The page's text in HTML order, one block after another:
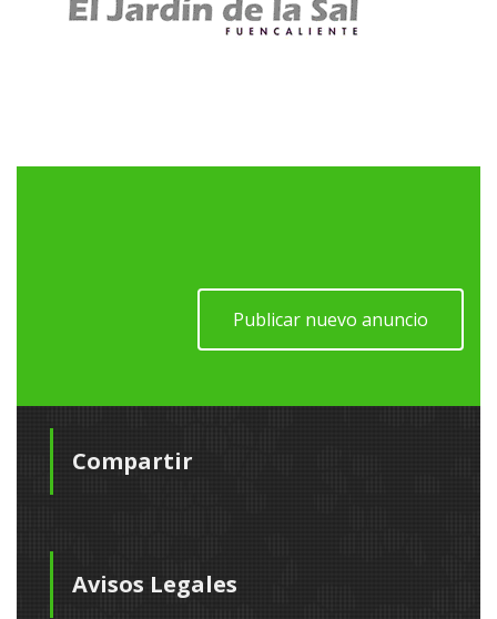
Publicar nuevo anuncio
Compartir
Avisos Legales